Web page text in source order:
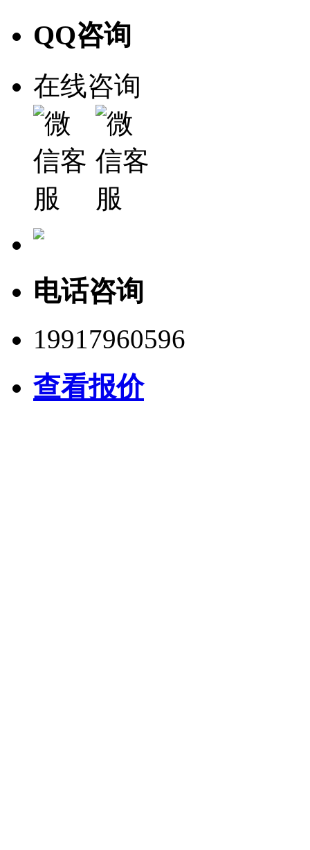
QQ咨询
在线咨询
电话咨询
19917960596
查看报价